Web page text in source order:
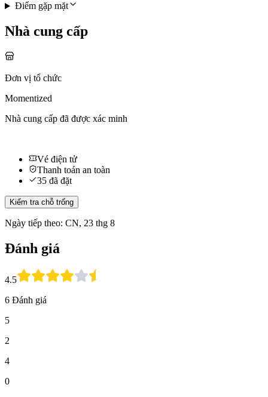
Điểm gặp mặt
Nhà cung cấp
Đơn vị tổ chức
Momentized
Nhà cung cấp đã được xác minh
Vé điện tử
Thanh toán an toàn
35 đã đặt
Kiểm tra chỗ trống
Ngày tiếp theo: CN, 23 thg 8
Đánh giá
4.5
6 Đánh giá
5
2
4
0